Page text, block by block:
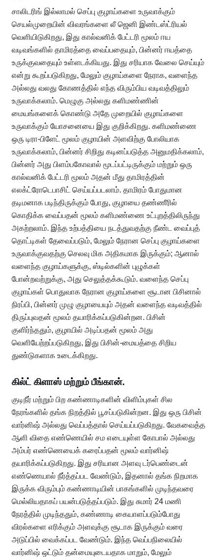
சாலிடரிங் இல்லாமல் செப்பு குழாய்களை உருவாக்கும்
செயல்முறையின் விவரங்களை லீ ஜெனி இண்டஸ்ட்ரியல்
வெளியிடுகிறது, இது கால்வனிக் பேட்டரி மூலம் ஈய
வடிவங்களில் தாமிரத்தை வைப்பதையும், பின்னர் ஈயத்தை
உருக்குவதையும் உள்ளடக்கியது. இது சரியாக வேலை செய்யும்
என்று கூறப்படுகிறது, மேலும் குழாய்களை நேராக, வளைந்த
அல்லது வலது கோணத்தில் எந்த விரும்பிய வடிவத்திலும்
உருவாக்கலாம். மெழுகு அல்லது களிமண்ணின்
மையங்களைக் கொண்டு அதே முறையில் குழாய்களை
உருவாக்கும் யோசனையை இது குறிக்கிறது. களிமண்ணை
ஒரு டிரா-பிளேட் மூலம் குழாயின் அளவிற்கு போலியாக
உருவாக்கலாம், பின்னர் சிறிது கடினப்படுத்த அனுமதிக்கலாம்,
பின்னர் அது பிளம்பகோவால் மூடப்பட்டிருக்கும் மற்றும் ஒரு
கால்வனிக் பேட்டரி மூலம் அதன் மீது தாமிரத்தின்
எலக்ட்ரோடெபாசிட் செய்யப்படலாம். தாமிரம் போதுமான
தடிமனாக படிந்திருக்கும் போது, ​​குழாயை தண்ணீரில்
கொதிக்க வைப்பதன் மூலம் களிமண்ணை உட்புறத்திலிருந்து
அகற்றலாம். இந்த உற்பத்தியை நடத்துவதற்கு நீண்ட வைப்புத்
தொட்டிகள் தேவைப்படும், மேலும் நேரான செப்பு குழாய்களை
உருவாக்குவதற்கு செலவு மிக அதிகமாக இருக்கும்; ஆனால்
வளைந்த குழாய்களுக்கு, ஸ்டில்களின் புழுக்கள்
போன்றவற்றுக்கு, அது செலுத்தக்கூடும். வளைந்த செப்பு
குழாய்கள் பொதுவாக நேரான குழாய்களை சூடான பிசினால்
நிரப்பி, பின்னர் முழு குழாயையும் அதன் வளைந்த வடிவத்தில்
திருப்புவதன் மூலம் தயாரிக்கப்படுகின்றன. பிசின்
குளிர்ந்ததும், குழாயில் அடிப்பதன் மூலம் அது
வெளியேற்றப்படுகிறது, இது பிசின்-மையத்தை சிறிய
துண்டுகளாக உடைக்கிறது.
கில்ட் கிளாஸ் மற்றும் பீங்கான்.
குடிநீர் மற்றும் பிற கண்ணாடிகளின் விளிம்புகள் சில
நேரங்களில் தங்க நிறத்தில் பூசப்படுகின்றன. இது ஒரு பிசின்
வார்னிஷ் அல்லது வெப்பத்தால் செய்யப்படுகிறது. வேகவைத்த
ஆளி விதை எண்ணெயில் சம எடையுள்ள கோபால் அல்லது
அம்பர் எண்ணெயைக் கரைப்பதன் மூலம் வார்னிஷ்
தயாரிக்கப்படுகிறது. இது சரியான அளவு டர்பெண்டைன்
எண்ணெயால் நீர்த்தப்பட வேண்டும், இதனால் தங்க நிறமாக
இருக்க விரும்பும் கண்ணாடியின் பாகங்களில் முடிந்தவரை
மெல்லியதாகப் பயன்படுத்தப்படும். இது சுமார் 24 மணி
நேரத்தில் முடிந்ததும், கண்ணாடி கையாளப்படும்போது
விரல்களை எரிக்கும் அளவுக்கு சூடாக இருக்கும் வரை
அடுப்பில் வைக்கப்பட வேண்டும். இந்த வெப்பநிலையில்
வார்னிஷ் ஒட்டும் தன்மையுடையதாக மாறும், மேலும்